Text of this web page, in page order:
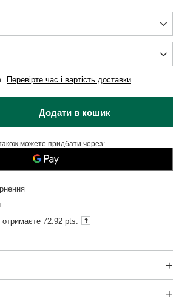
Перевірте час і вартість доставки
Додати в кошик
можете придбати через:
отримаєте 72.92 pts.